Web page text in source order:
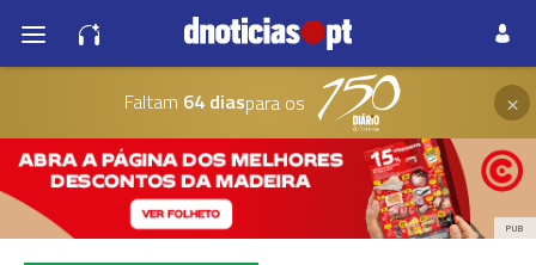
Faltam 64 diaspara os ×
PUB